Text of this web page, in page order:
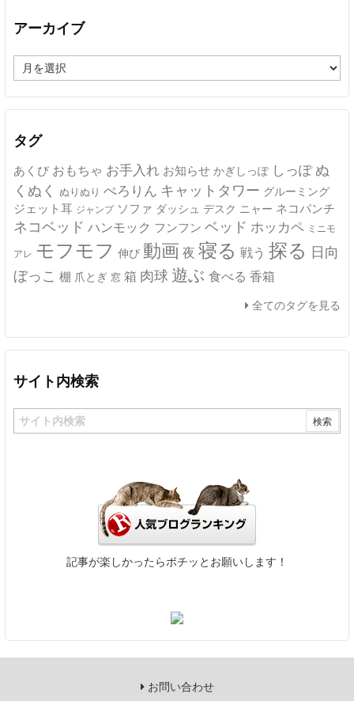
アーカイブ
ー
カ
イ
タグ
あくび おもちゃ お手入れ お知らせ かぎしっぽ しっぽ ぬ
くぬく ぬりぬり ぺろりん キャットタワー グルーミング
ジェット耳 ジャンプ ソファ ダッシュ デスク ニャー ネコパンチ
ネコベッド ハンモック フンフン ベッド ホッカペ ミニモ
アレ モフモフ 伸び 動画 夜 寝る 戦う 探る 日向
ぼっこ 棚 爪とぎ 窓 箱 肉球 遊ぶ 食べる 香箱
全てのタグを見る
サイト内検索
記事が楽しかったらポチッとお願いします！
お問い合わせ